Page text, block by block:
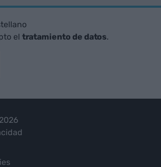
el tratamiento de datos.